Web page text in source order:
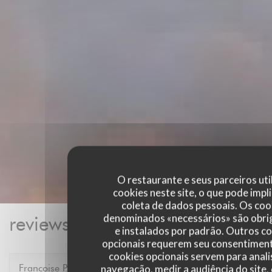
O restaurante e seus parceiros
cookies neste site, o que pode
coleta de dados pessoais. Os
denominados «necessários» são
e instalados por padrão. Outros
opcionais requerem seu
cookies opcionais servem para
navegação, medir a audiência do
Francoise P